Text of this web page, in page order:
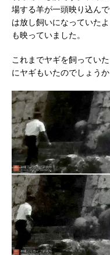
場する羊が一頭映り込ん
は放し飼いになっていた
も映っていました。
これまでヤギを飼ってい
にヤギもいたのでしょうか